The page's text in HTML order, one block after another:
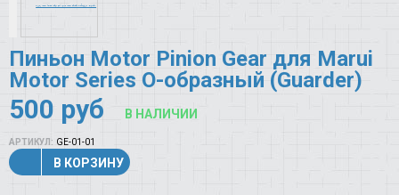
Пиньон Motor Pinion Gear для Marui
Motor Series O-образный (Guarder)
500 руб В НАЛИЧИИ
АРТИКУЛ: GE-01-01
В КОРЗИНУ